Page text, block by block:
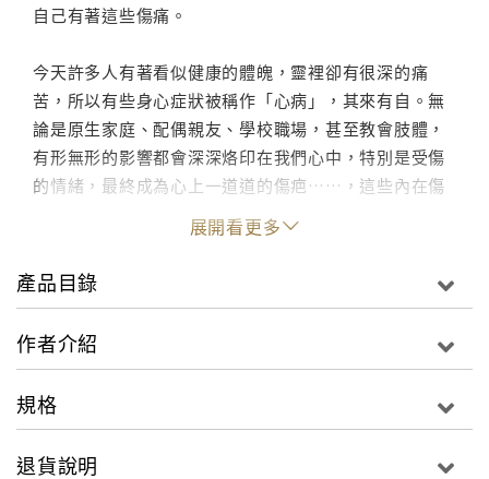
自己有著這些傷痛。
今天許多人有著看似健康的體魄，靈裡卻有很深的痛
苦，所以有些身心症狀被稱作「心病」，其來有自。無
論是原生家庭、配偶親友、學校職場，甚至教會肢體，
有形無形的影響都會深深烙印在我們心中，特別是受傷
的情緒，最終成為心上一道道的傷疤……，這些內在傷
痛會引發負面情緒，而負面情緒則導致負面思維。
在情緒的管理，而在釐清導致負面情緒的源頭，才能正
霾人生。
展開看更多
產品目錄
作者介紹
規格
退貨說明